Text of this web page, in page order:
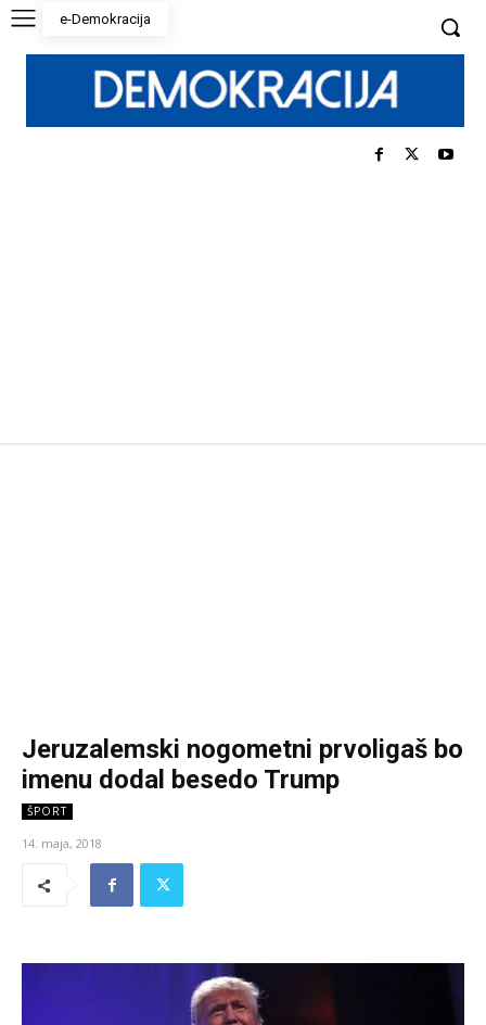
e-Demokracija
Jeruzalemski nogometni prvoligaš bo
imenu dodal besedo Trump
ŠPORT
14. maja, 2018